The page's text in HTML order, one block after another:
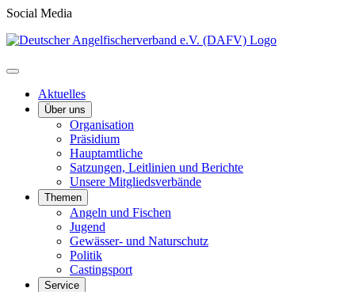
Social Media
Aktuelles
Über uns
Organisation
Präsidium
Hauptamtliche
Satzungen, Leitlinien und Berichte
Unsere Mitgliedsverbände
Themen
Angeln und Fischen
Jugend
Gewässer- und Naturschutz
Politik
Castingsport
Service